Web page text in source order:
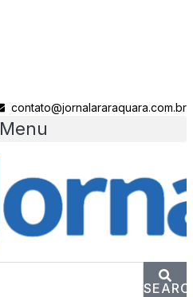
contato@jornalararaquara.com.br
Menu